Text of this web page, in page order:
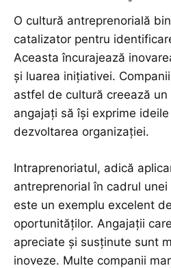
O cultură antreprenorială
catalizator pentru
Aceasta încurajează
și luarea inițiativei.
astfel de cultură creează
angajați să își exprime
dezvoltarea organizației.
Intraprenoriatul, adică
antreprenorial în cadrul
este un exemplu excelent
oportunităților. Angajații
apreciate și susținute sunt
inoveze. Multe companii